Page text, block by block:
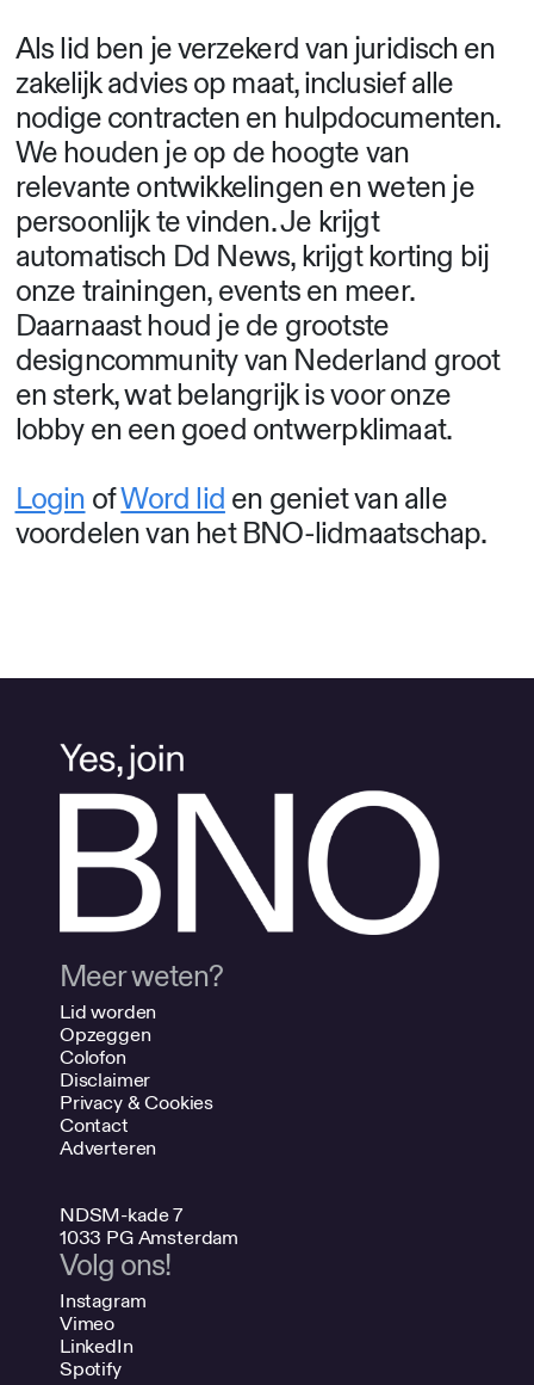
Als lid ben je verzekerd van juridisch en
zakelijk advies op maat, inclusief alle
nodige contracten en hulpdocumenten.
We houden je op de hoogte van
relevante ontwikkelingen en weten je
persoonlijk te vinden. Je krijgt
automatisch Dd News, krijgt korting bij
onze trainingen, events en meer.
Daarnaast houd je de grootste
designcommunity van Nederland groot
en sterk, wat belangrijk is voor onze
lobby en een goed ontwerpklimaat.
Login ofWord lid en geniet van alle
voordelen van het BNO-lidmaatschap.
Meer weten?
Lid worden
Opzeggen
Colofon
Disclaimer
Privacy & Cookies
Contact
Adverteren
NDSM-kade 7
1033 PG Amsterdam
Volg ons!
Instagram
Vimeo
LinkedIn
Spotify